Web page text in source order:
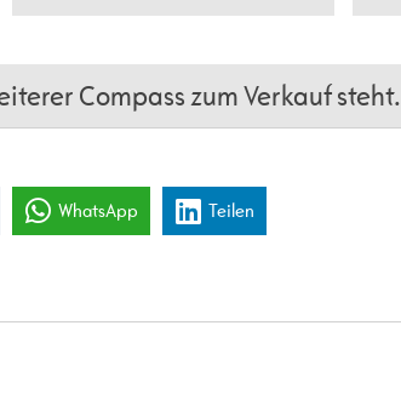
Compass zum Verkauf steht.
WhatsApp Teilen